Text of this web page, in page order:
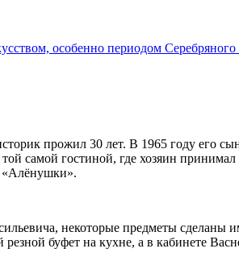
особенно периодом Серебряного
прожил 30 лет. В 1965 году его
самой гостиной, где хозяин
«Алёнушки».
некоторые предметы сделаны
буфет на кухне, а в кабинете